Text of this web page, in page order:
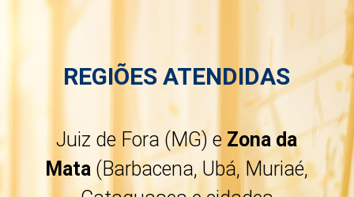
REGIÕES ATENDIDAS
Juiz de Fora (MG) e Zona da
Mata (Barbacena, Ubá, Muriaé,